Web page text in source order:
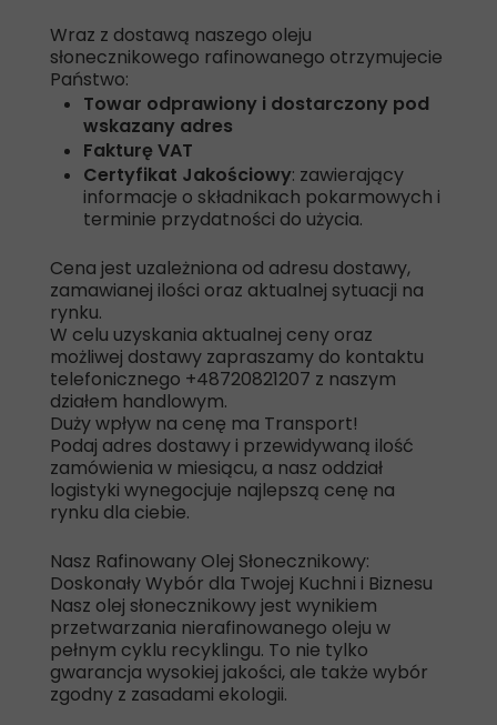
Wraz z dostawą naszego oleju
słonecznikowego rafinowanego otrzymujecie
Państwo:
Towar odprawiony i dostarczony pod
wskazany adres
Fakturę VAT
Certyfikat Jakościowy: zawierający
informacje o składnikach pokarmowych i
terminie przydatności do użycia.
Cena jest uzależniona od adresu dostawy,
zamawianej ilości oraz aktualnej sytuacji na
rynku.
W celu uzyskania aktualnej ceny oraz
możliwej dostawy zapraszamy do kontaktu
telefonicznego +48720821207 z naszym
działem handlowym.
Duży wpływ na cenę ma Transport!
Podaj adres dostawy i przewidywaną ilość
zamówienia w miesiącu, a nasz oddział
logistyki wynegocjuje najlepszą cenę na
rynku dla ciebie.
Nasz Rafinowany Olej Słonecznikowy:
Doskonały Wybór dla Twojej Kuchni i Biznesu
Nasz olej słonecznikowy jest wynikiem
przetwarzania nierafinowanego oleju w
pełnym cyklu recyklingu. To nie tylko
gwarancja wysokiej jakości, ale także wybór
zgodny z zasadami ekologii.